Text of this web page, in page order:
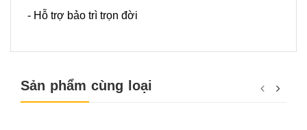
- Hỗ trợ bảo trì trọn đời
Sản phẩm cùng loại